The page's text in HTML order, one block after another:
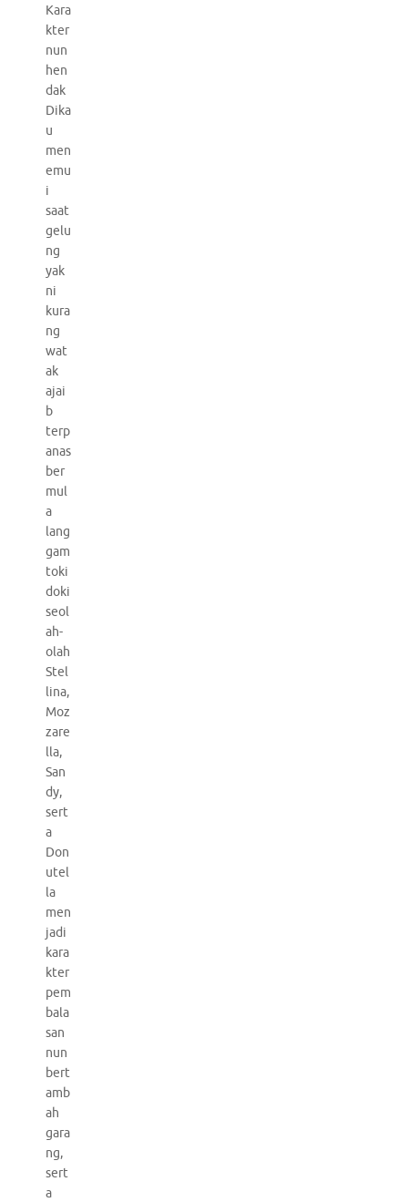
Kara
kter
nun
hen
dak
Dika
u
men
emu
i
saat
gelu
ng
yak
ni
kura
ng
wat
ak
ajai
b
terp
anas
ber
mul
a
lang
gam
toki
doki
seol
ah-
olah
Stel
lina,
Moz
zare
lla,
San
dy,
sert
a
Don
utel
la
men
jadi
kara
kter
pem
bala
san
nun
bert
amb
ah
gara
ng,
sert
a